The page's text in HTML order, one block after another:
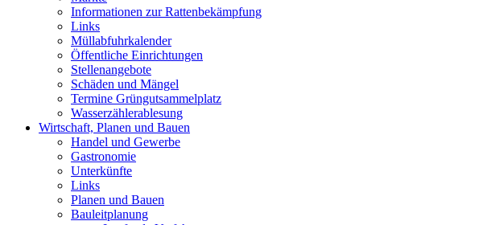
Informationen zur Rattenbekämpfung
Links
Müllabfuhrkalender
Öffentliche Einrichtungen
Stellenangebote
Schäden und Mängel
Termine Grüngutsammelplatz
Wasserzählerablesung
Wirtschaft, Planen und Bauen
Handel und Gewerbe
Gastronomie
Unterkünfte
Links
Planen und Bauen
Bauleitplanung